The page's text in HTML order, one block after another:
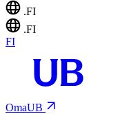
.FI
.FI
FI
OmaUB